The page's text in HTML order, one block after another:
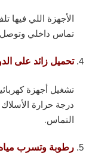
الأجهزة اللي
تماس داخلي
تحميل زائد على
تشغيل أجهزة
درجة حرارة
التماس.
رطوبة وتسرب